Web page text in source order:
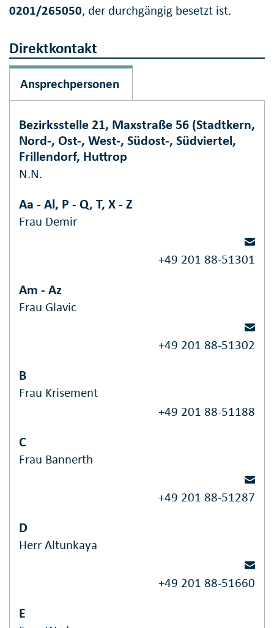
0201/265050, der durchgängig besetzt ist.
Direktkontakt
Ansprechpersonen
Bezirksstelle 21, Maxstraße 56 (Stadtkern,
Nord-, Ost-, West-, Südost-, Südviertel,
Frillendorf, Huttrop
N.N.
Aa - Al, P - Q, T, X - Z
Frau Demir
+49 201 88-51301
Am - Az
Frau Glavic
+49 201 88-51302
B
Frau Krisement
+49 201 88-51188
C
Frau Bannerth
+49 201 88-51287
D
Herr Altunkaya
+49 201 88-51660
E